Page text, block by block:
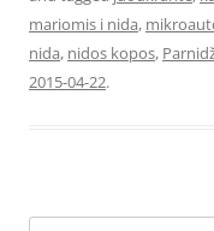
mariomis i nida,
nida, nidos kopos,
2015-04-22.